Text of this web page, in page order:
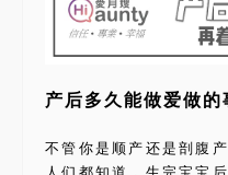
产后多久能做爱做的
不管你是顺产还是剖腹